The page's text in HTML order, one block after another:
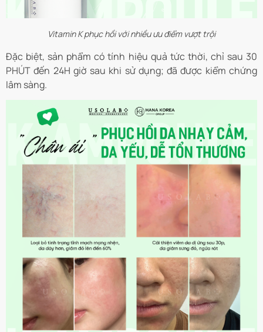
Vitamin K phục hồi với nhiều ưu điểm vượt trội
Đặc biệt, sản phẩm có tính hiệu quả tức thời, chỉ sau 30
PHÚT đến 24H giờ sau khi sử dụng; đã được kiểm chứng
lâm sàng.